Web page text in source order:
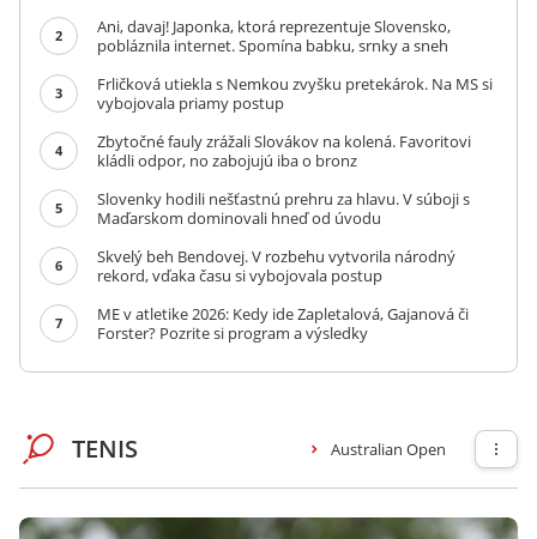
2
Ani, davaj! Japonka, ktorá reprezentuje Slovensko,
pobláznila internet. Spomína babku, srnky a sneh
3
Frličková utiekla s Nemkou zvyšku pretekárok. Na MS si
vybojovala priamy postup
4
Zbytočné fauly zrážali Slovákov na kolená. Favoritovi
kládli odpor, no zabojujú iba o bronz
5
Slovenky hodili nešťastnú prehru za hlavu. V súboji s
Maďarskom dominovali hneď od úvodu
6
Skvelý beh Bendovej. V rozbehu vytvorila národný
rekord, vďaka času si vybojovala postup
7
ME v atletike 2026: Kedy ide Zapletalová, Gajanová či
Forster? Pozrite si program a výsledky
TENIS Australian Open